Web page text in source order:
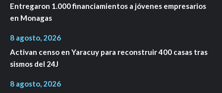
Entregaron 1.000 financiamientos a jóvenes empresarios
en Monagas
8 agosto, 2026
Activan censo en Yaracuy para reconstruir 400 casas tras
sismos del 24J
8 agosto, 2026